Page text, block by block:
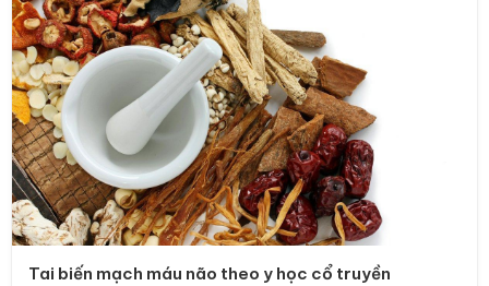
Tai biến mạch máu não theo y học cổ truyền